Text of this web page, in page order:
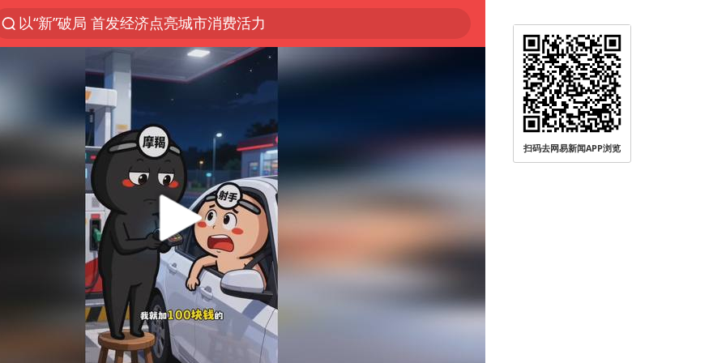
以“新”破局 首发经济点亮城市消费活力
台风白海豚进入48小时警戒线
佛得角门将亮相智利俱乐部主场
宇树科技发行价格150.80元/股
中方回应是否在太平洋海底开采稀土
CIA被曝已秘密设立古巴工作组
泰国一女公务员妆容引争议 本人回应
U17国足1分钟轰2球
宇树科技王兴兴身家有望超200亿元
外交部发言人就广岛核爆81周年等答记者问
贵州轮胎子公司获美国退税8136万
扫码去网易新闻APP浏览